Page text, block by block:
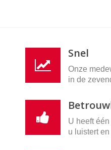
Snel
Onze
in de
U heeft
u luistert